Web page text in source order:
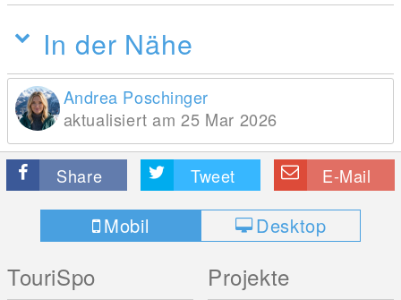
In der Nähe
Andrea Poschinger
aktualisiert am 25 Mar 2026
Share Tweet E-Mail
Mobil Desktop
TouriSpo Projekte